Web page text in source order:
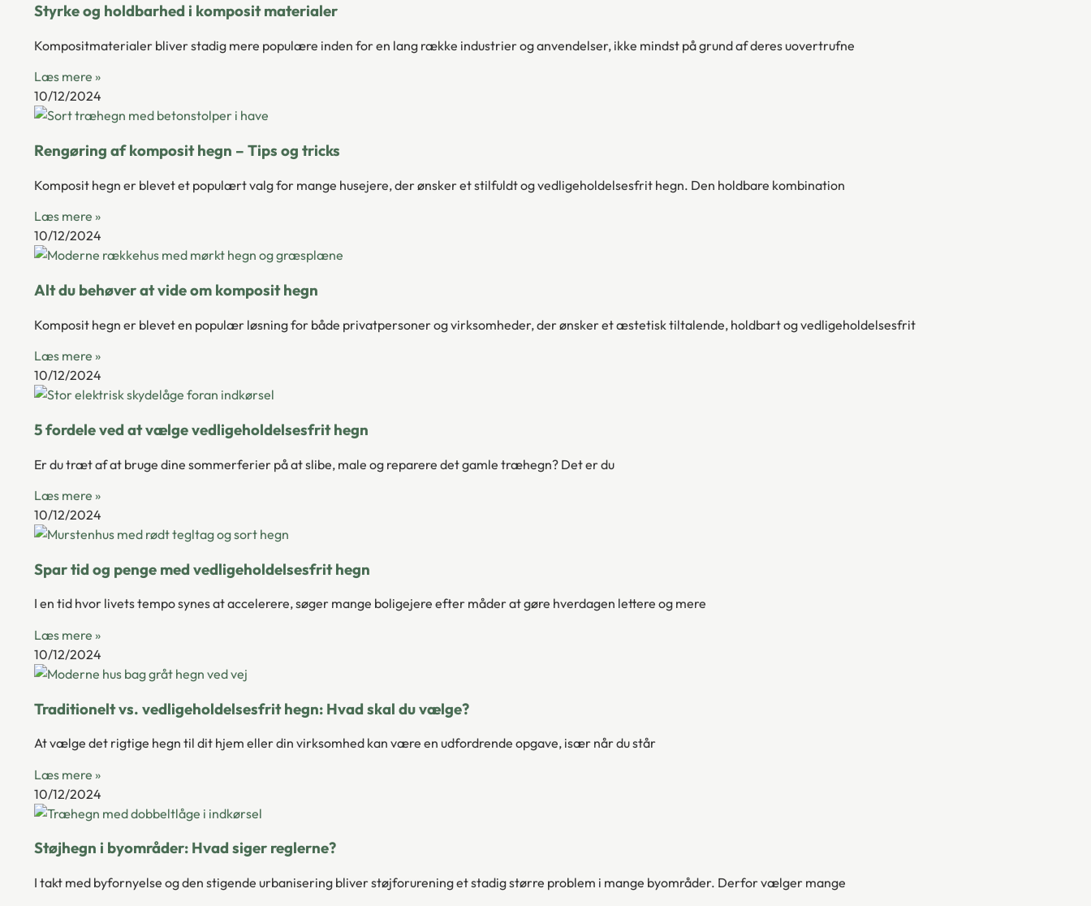
Styrke og holdbarhed i komposit materialer
Kompositmaterialer bliver stadig mere populære inden for en lang række industrier og anvendelser, ikke mindst på grund af deres uovertrufne
Læs mere »
10/12/2024
Rengøring af komposit hegn – Tips og tricks
Komposit hegn er blevet et populært valg for mange husejere, der ønsker et stilfuldt og vedligeholdelsesfrit hegn. Den holdbare kombination
Læs mere »
10/12/2024
Alt du behøver at vide om komposit hegn
Komposit hegn er blevet en populær løsning for både privatpersoner og virksomheder, der ønsker et æstetisk tiltalende, holdbart og vedligeholdelsesfrit
Læs mere »
10/12/2024
5 fordele ved at vælge vedligeholdelsesfrit hegn
Er du træt af at bruge dine sommerferier på at slibe, male og reparere det gamle træhegn? Det er du
Læs mere »
10/12/2024
Spar tid og penge med vedligeholdelsesfrit hegn
I en tid hvor livets tempo synes at accelerere, søger mange boligejere efter måder at gøre hverdagen lettere og mere
Læs mere »
10/12/2024
Traditionelt vs. vedligeholdelsesfrit hegn: Hvad skal du vælge?
At vælge det rigtige hegn til dit hjem eller din virksomhed kan være en udfordrende opgave, især når du står
Læs mere »
10/12/2024
Støjhegn i byområder: Hvad siger reglerne?
I takt med byfornyelse og den stigende urbanisering bliver støjforurening et stadig større problem i mange byområder. Derfor vælger mange